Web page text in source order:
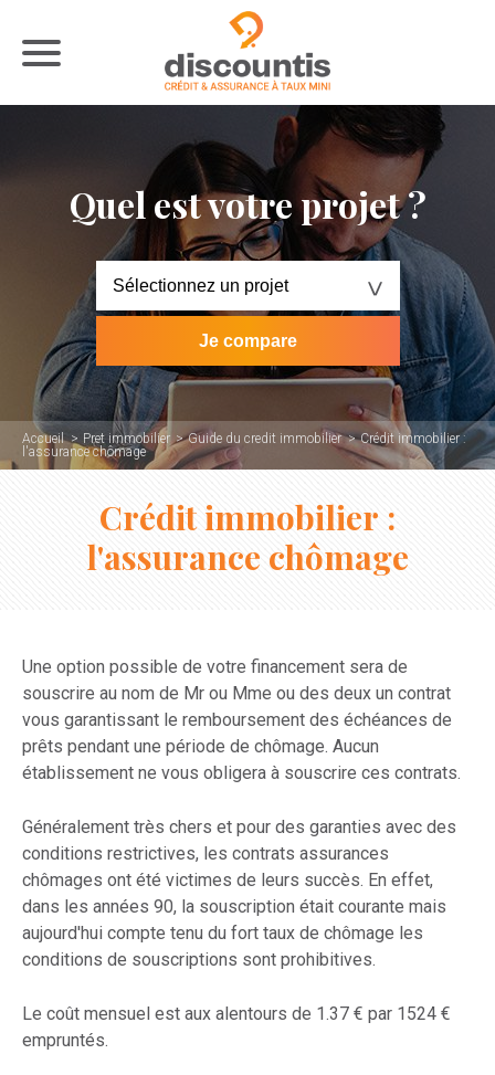
Quel est votre projet ?
Accueil Pret immobilier Guide du credit immobilier
Crédit immobilier :
l'assurance chômage
Crédit immobilier :
l'assurance chômage
Une option possible de votre financement sera de
souscrire au nom de Mr ou Mme ou des deux un contrat
vous garantissant le remboursement des échéances de
prêts pendant une période de chômage. Aucun
établissement ne vous obligera à souscrire ces contrats.
Généralement très chers et pour des garanties avec des
conditions restrictives, les contrats assurances
chômages ont été victimes de leurs succès. En effet,
dans les années 90, la souscription était courante mais
aujourd'hui compte tenu du fort taux de chômage les
conditions de souscriptions sont prohibitives.
Le coût mensuel est aux alentours de 1.37 € par 1524 €
empruntés.